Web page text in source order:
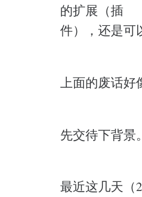
的扩展（插
件），还是可
上面的废话好
先交待下背景。
最近这几天（